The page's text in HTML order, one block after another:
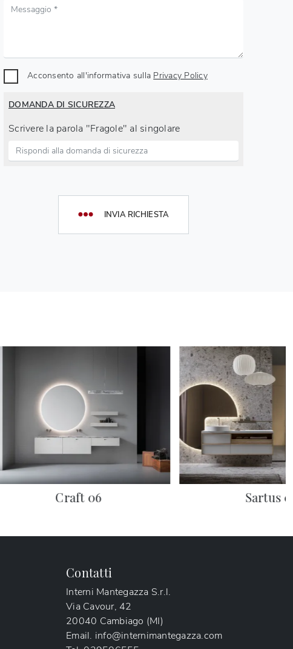
Acconsento all'informativa sulla Privacy Policy
DOMANDA DI SICUREZZA
Scrivere la parola "Fragole" al singolare
INVIA RICHIESTA
Craft 06 Sartus
Contatti
Interni Mantegazza S.r.l.
Via Cavour, 42
20040 Cambiago (MI)
Email. info@internimantegazza.com